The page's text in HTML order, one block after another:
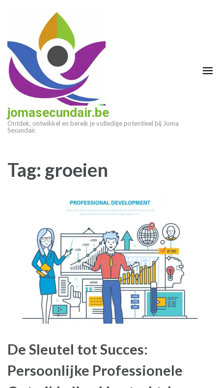
(druk
enter)
jomasecundair.be
Ontdek, ontwikkel en bereik je volledige potentieel bij Joma
Secundair.
Tag: groeien
De Sleutel tot Succes:
Persoonlijke Professionele